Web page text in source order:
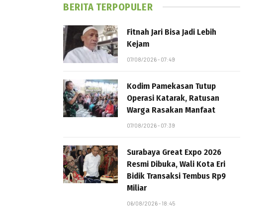
BERITA TERPOPULER
Fitnah Jari Bisa Jadi Lebih
Kejam
07/08/2026 - 07:49
Kodim Pamekasan Tutup
Operasi Katarak, Ratusan
Warga Rasakan Manfaat
07/08/2026 - 07:39
Surabaya Great Expo 2026
Resmi Dibuka, Wali Kota Eri
Bidik Transaksi Tembus Rp9
Miliar
06/08/2026 - 18:45